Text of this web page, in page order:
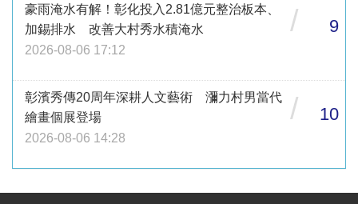
豪雨淹水有解！彰化投入2.81億元整治板本、
加錫排水 改善大村秀水積淹水
2026-08-06 17:12
/ 9
彰濱秀傳20周年深耕人文藝術 瀰力村男當代
繪畫個展登場
2026-08-06 14:28
/ 10